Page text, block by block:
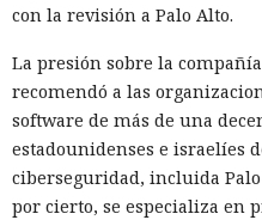
con la revisión a Palo Alto.
La presión sobre la
recomendó a las
software de más de una
estadounidenses e israelíes
ciberseguridad, incluida
por cierto, se especializa en